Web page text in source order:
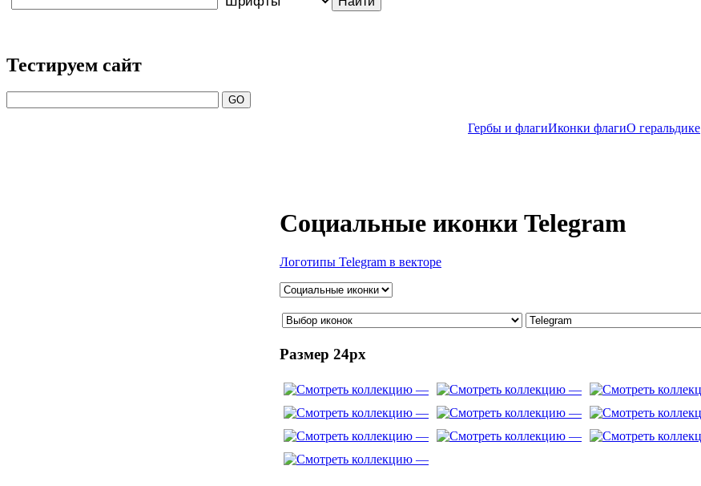
Тестируем сайт
Гербы и флагиИконки флагиO геральдике
Социальные иконки Telegram
Логотипы Telegram в векторе
Размер 24px